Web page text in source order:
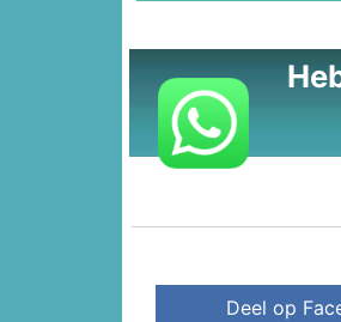
Deel op